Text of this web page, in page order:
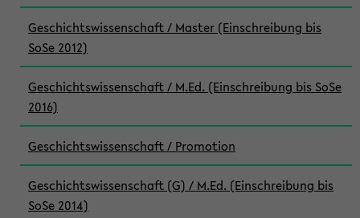
Geschichtswissenschaft / Master (Einschreibung bis
SoSe 2012)
Geschichtswissenschaft / M.Ed. (Einschreibung bis SoSe
2016)
Geschichtswissenschaft / Promotion
Geschichtswissenschaft (G) / M.Ed. (Einschreibung bis
SoSe 2014)